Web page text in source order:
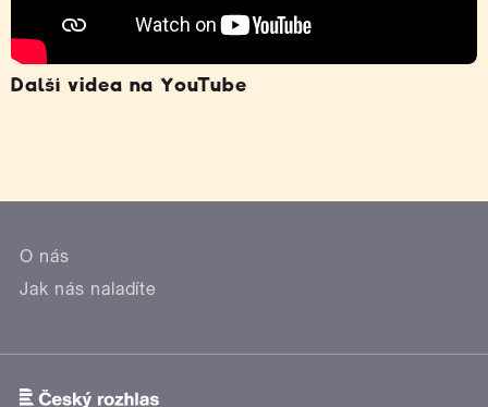
Další videa na YouTube
O nás
Jak nás naladíte